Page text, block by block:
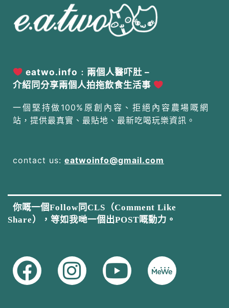
eatwo.info﹕兩個人醫吓肚 –
介紹同分享兩個人拍拖飲食生活事
一個堅持做100%原創內容、拒絕內容農場嘅網
站，提供最真實、最貼地、最新吃喝玩樂資訊。
contact us: eatwoinfo@gmail.com
你嘅一個Follow同CLS（Comment Like
Share），等如我哋一個出POST嘅動力。